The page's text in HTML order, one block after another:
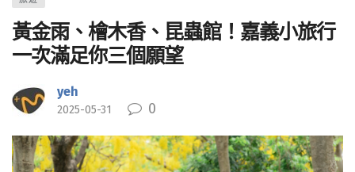
黃金雨、檜木香、昆蟲館！嘉義小旅行
一次滿足你三個願望
yeh
2025-05-31 0